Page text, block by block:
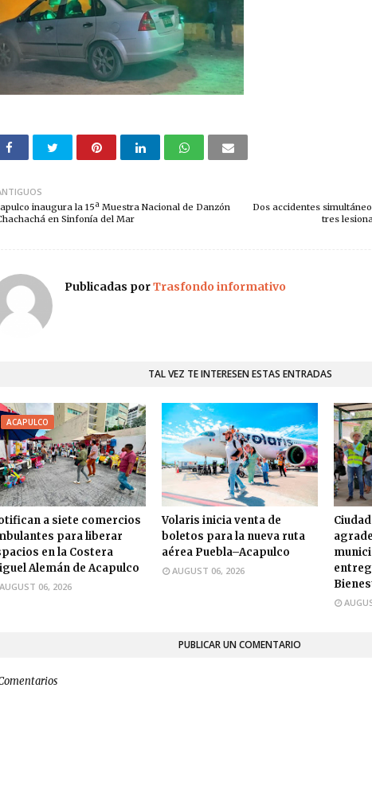
Dos accidentes
tres
inaugura la 15ª Muestra Nacional de Danzón
en Sinfonía del Mar
Publicadas porTrasfondo informativo
TAL VEZ TE INTERESEN ESTAS ENTRADAS
ACAPULCO
a siete comercios
para liberar
en la Costera
Alemán de Acapulco
AUGUST 06, 2026
Volaris inicia venta de
boletos para la nueva ruta
aérea Puebla–Acapulco
AUGUST 06, 2026
PUBLICAR UN COMENTARIO